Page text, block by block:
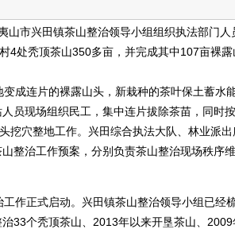
市兴田镇茶山整治领导小组组织执法部门人
4处秃顶茶山350多亩，并完成其中107亩裸露
成连片的裸露山头，新栽种的茶叶保土蓄水
员现场组织民工，集中连片拔除茶苗，同时
挖穴整地工作。兴田综合执法大队、林业派出
整治工作预案，分别负责茶山整治现场秩序
作正式启动。兴田镇茶山整治领导小组已经
33个秃顶茶山、2013年以来开垦茶山、2009